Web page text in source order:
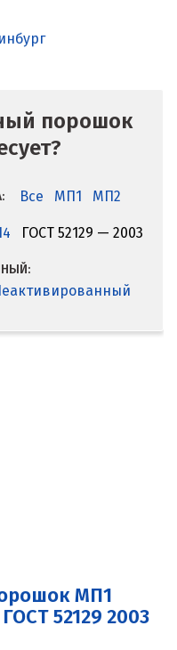
порошок
Все МП1 МП2
ГОСТ 52129 — 2003
МП1
52129 2003